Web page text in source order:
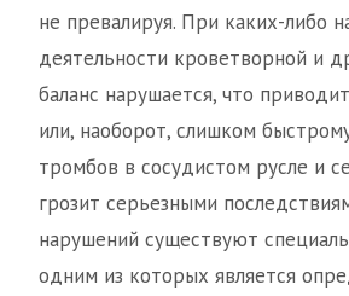
не превалируя. При каких-либо
деятельности кроветворной и
баланс нарушается, что
или, наоборот, слишком
тромбов в сосудистом русле и
грозит серьезными
нарушений существуют
одним из которых является